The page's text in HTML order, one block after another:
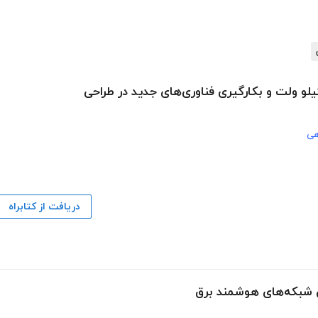
ولت و بکارگیری فناوری‌های جدید در طراحی
دریافت از کتابراه
شبکه‌های هوشمند برق